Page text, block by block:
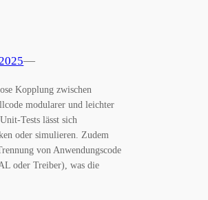
—
Kopplung zwischen
modularer und leichter
Tests lässt sich
oder simulieren. Zudem
von Anwendungscode
oder Treiber), was die